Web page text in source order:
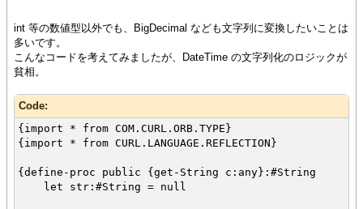
int 等の数値型以外でも、BigDecimal なども文字列に変換したいことは
多いです。
こんなコードを考えてみましたが、DateTime の文字列化のロジックが
貧相。
Code:
{import * from COM.CURL.ORB.TYPE}
{import * from CURL.LANGUAGE.REFLECTION}
{define-proc public {get-String c:any}:#String
let str:#String = null